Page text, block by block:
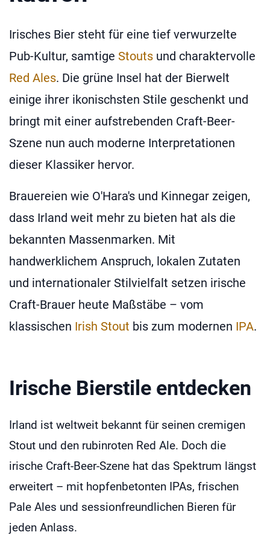
Irisches Bier steht für eine tief verwurzelte
Pub-Kultur, samtige Stouts und charaktervolle
Red Ales. Die grüne Insel hat der Bierwelt
einige ihrer ikonischsten Stile geschenkt und
bringt mit einer aufstrebenden Craft-Beer-
Szene nun auch moderne Interpretationen
dieser Klassiker hervor.
Brauereien wie O'Hara's und Kinnegar zeigen,
dass Irland weit mehr zu bieten hat als die
bekannten Massenmarken. Mit
handwerklichem Anspruch, lokalen Zutaten
und internationaler Stilvielfalt setzen irische
Craft-Brauer heute Maßstäbe – vom
klassischen Irish Stout bis zum modernen IPA.
Irische Bierstile entdecken
Irland ist weltweit bekannt für seinen cremigen
Stout und den rubinroten Red Ale. Doch die
irische Craft-Beer-Szene hat das Spektrum längst
erweitert – mit hopfenbetonten IPAs, frischen
Pale Ales und sessionfreundlichen Bieren für
jeden Anlass.